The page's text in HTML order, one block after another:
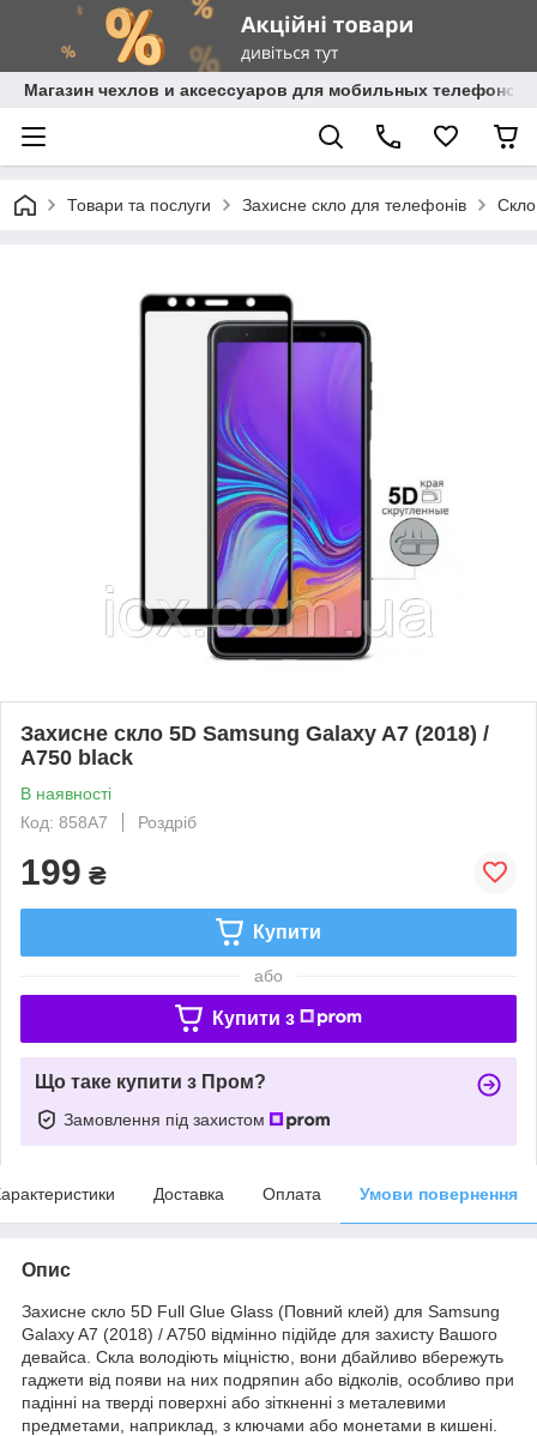
Магазин чехлов и аксессуаров для мобильных телефонов
Товари та послуги Захисне скло для телефонів
Захисне скло 5D Samsung Galaxy A7 (2018) /
A750 black
В наявності
Код: 858А7
Роздріб
199 ₴
Купити
або
Купити з
Що таке купити з Пром?
Замовлення під захистом
Доставка Оплата Умови повернення
Опис
Захисне скло 5D Full Glue Glass (Повний клей) для Samsung
Galaxy A7 (2018) / A750 відмінно підійде для захисту Вашого
девайса. Скла володіють міцністю, вони дбайливо вбережуть
гаджети від появи на них подряпин або відколів, особливо при
падінні на тверді поверхні або зіткненні з металевими
предметами, наприклад, з ключами або монетами в кишені.